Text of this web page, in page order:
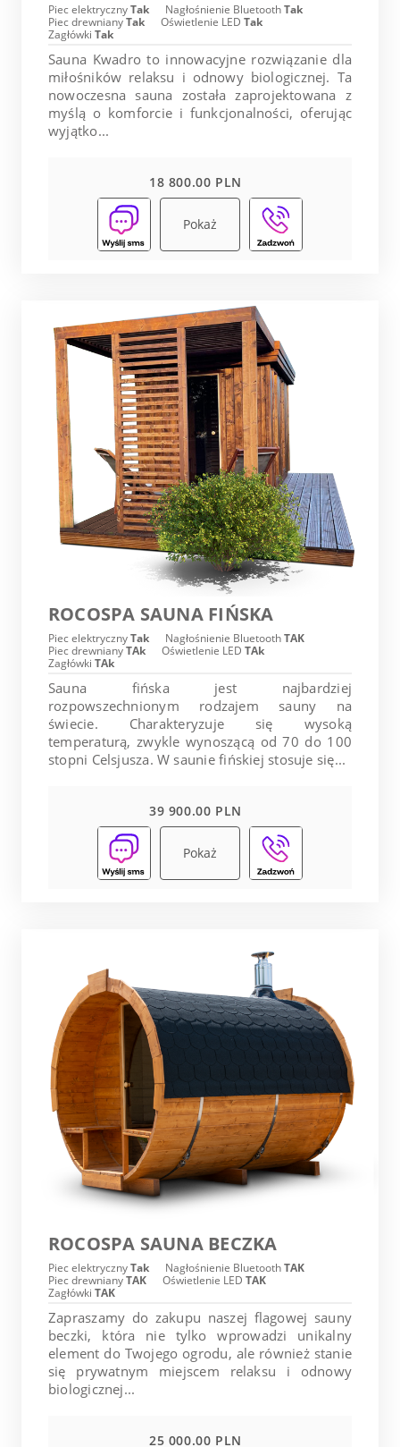
Piec elektrycznyTak Nagłośnienie BluetoothTak
Piec drewnianyTak Oświetlenie LED Tak
Zagłówki Tak
Sauna Kwadro to innowacyjne rozwiązanie dla
miłośników relaksu i odnowy biologicznej. Ta
nowoczesna sauna została zaprojektowana z
myślą o komforcie i funkcjonalności, oferując
wyjątko...
18 800.00 PLN
Pokaż
ROCOSPA SAUNA FIŃSKA
Piec elektrycznyTak Nagłośnienie BluetoothTAK
Piec drewnianyTAk Oświetlenie LED TAk
Zagłówki TAk
Sauna fińska jest najbardziej
rozpowszechnionym rodzajem sauny na
świecie. Charakteryzuje się wysoką
temperaturą, zwykle wynoszącą od 70 do 100
stopni Celsjusza. W saunie fińskiej stosuje się...
39 900.00 PLN
Pokaż
ROCOSPA SAUNA BECZKA
Piec elektrycznyTak Nagłośnienie BluetoothTAK
Piec drewnianyTAK Oświetlenie LED TAK
Zagłówki TAK
Zapraszamy do zakupu naszej flagowej sauny
beczki, która nie tylko wprowadzi unikalny
element do Twojego ogrodu, ale również stanie
się prywatnym miejscem relaksu i odnowy
biologicznej...
25 000.00 PLN